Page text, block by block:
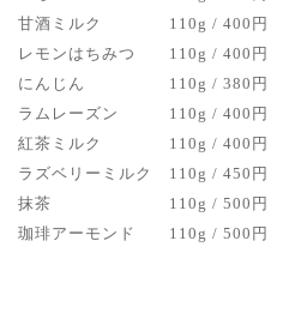
甘酒ミルク
110g / 400円
レモンはちみつ
110g / 400円
にんじん
110g / 380円
ラムレーズン
110g / 400円
紅茶ミルク
110g / 400円
ラズベリーミルク
110g / 450円
抹茶
110g / 500円
珈琲アーモンド 110g / 500円